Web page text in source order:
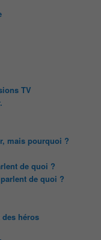
TV
mais pourquoi ?
de quoi ?
de quoi ?
héros